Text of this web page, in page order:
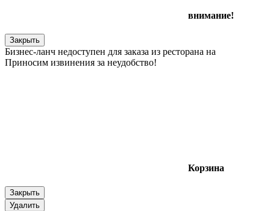
внимание!
Закрыть
Бизнес-ланч недоступен для заказа из ресторана на
Приносим извинения за неудобство!
Корзина
Закрыть
Удалить